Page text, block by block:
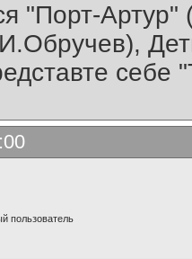
"Порт-
себе
пользователь